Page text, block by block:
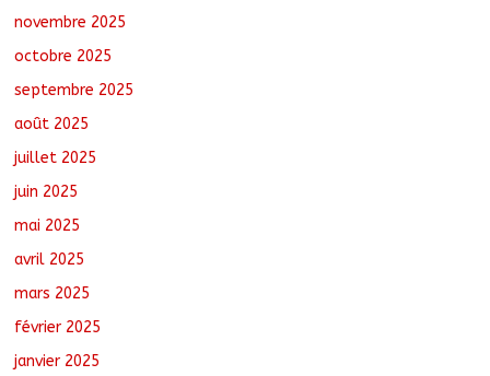
novembre 2025
octobre 2025
septembre 2025
août 2025
juillet 2025
juin 2025
mai 2025
avril 2025
mars 2025
février 2025
janvier 2025